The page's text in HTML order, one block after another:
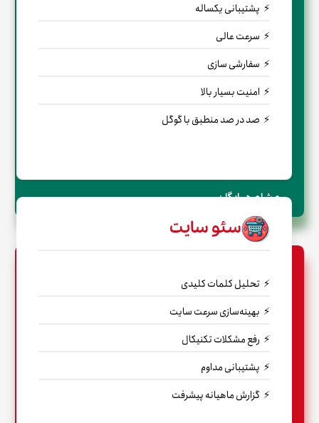
پشتیبانی یکساله
سرعت عالی
سفارشی سازی
امنیت بسیار بالا
صد در صد منطبق با گوگل
← مشاوره رایگان
سئو سایت
تحلیل کلمات کلیدی
بهینه‌سازی سرعت سایت
رفع مشکلات تکنیکال
پشتیبانی مداوم
گزارش ماهیانه پیشرفت